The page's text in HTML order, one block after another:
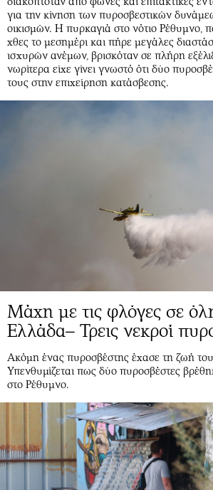
για την κίνηση των πυροσβεστικών
οικισμών. Η πυρκαγιά στο νότιο Ρέθυμνο,
χθες το μεσημέρι και πήρε μεγάλες
ισχυρών ανέμων, βρισκόταν σε πλήρη
νωρίτερα είχε γίνει γνωστό ότι δύο
τους στην επιχείρηση κατάσβεσης.
Μάχη με τις φλόγες σε
Ελλάδα– Τρεις νεκροί
Ακόμη ένας πυροσβέστης έχασε τη ζωή
Υπενθυμίζεται πως δύο πυροσβέστες
στο Ρέθυμνο.